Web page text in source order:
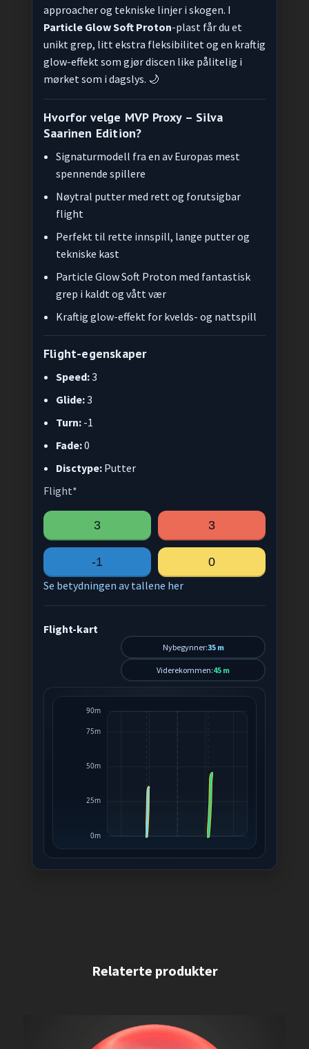
approacher og tekniske linjer i skogen. I
Particle Glow Soft Proton-plast får du et
unikt grep, litt ekstra fleksibilitet og en kraftig
glow-effekt som gjør discen like pålitelig i
mørket som i dagslys. 🌙
Hvorfor velge MVP Proxy – Silva
Saarinen Edition?
Signaturmodell fra en av Europas mest
spennende spillere
Nøytral putter med rett og forutsigbar
flight
Perfekt til rette innspill, lange putter og
tekniske kast
Particle Glow Soft Proton med fantastisk
grep i kaldt og vått vær
Kraftig glow-effekt for kvelds- og nattspill
Flight-egenskaper
Speed:3
Glide:3
Turn: -1
Fade:0
Disctype: Putter
Flight*
3 3
-1
0
Se betydningen av tallene her
Flight-kart
Nybegynner:35 m
Viderekommen:45 m
0m
25m
50m
75m
90m